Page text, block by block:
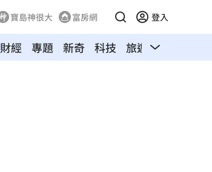
寶島神很大 富房網 登入
財經 專題 新奇 科技 旅遊 汽車